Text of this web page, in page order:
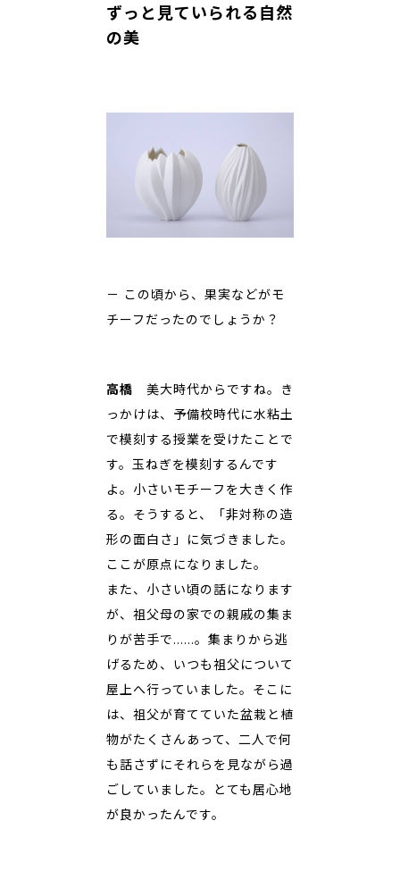
ずっと見ていられる自然
の美
－ この頃から、果実などがモ
チーフだったのでしょうか？
高橋 美大時代からですね。き
っかけは、予備校時代に水粘土
で模刻する授業を受けたことで
す。玉ねぎを模刻するんです
よ。小さいモチーフを大きく作
る。そうすると、「非対称の造
形の面白さ」に気づきました。
ここが原点になりました。
また、小さい頃の話になります
が、祖父母の家での親戚の集ま
りが苦手で……。集まりから逃
げるため、いつも祖父について
屋上へ行っていました。そこに
は、祖父が育てていた盆栽と植
物がたくさんあって、二人で何
も話さずにそれらを見ながら過
ごしていました。とても居心地
が良かったんです。